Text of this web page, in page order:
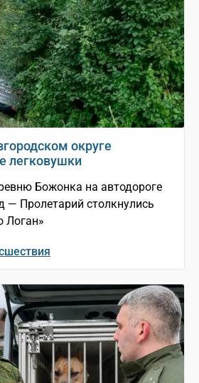
округе
легковушки
Божонка на автодороге
— Пролетарий столкнулись
Логан»